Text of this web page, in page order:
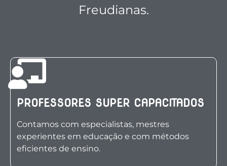
Freudianas.
PROFESSORES SUPER CAPACITADOS
Contamos com especialistas, mestres
experientes em educação e com métodos
eficientes de ensino.